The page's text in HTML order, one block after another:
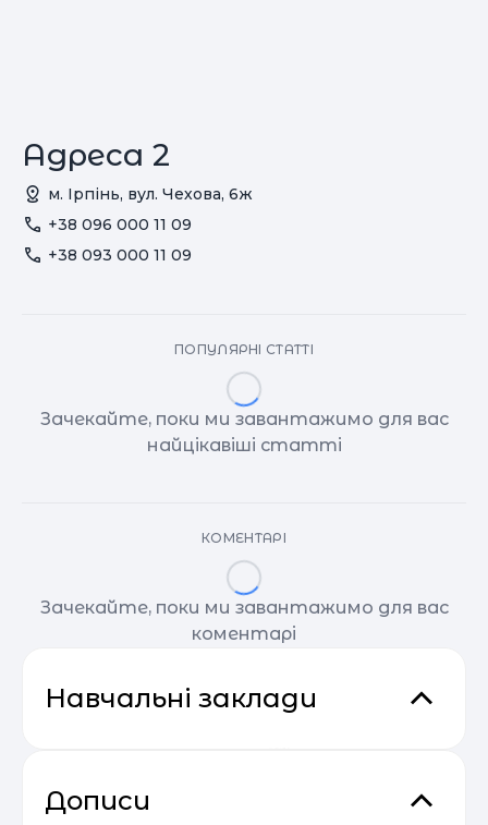
Адреса 2
м. Ірпінь, вул. Чехова, 6ж
+38 096 000 11 09
+38 093 000 11 09
ПОПУЛЯРНІ СТАТТІ
Зачекайте, поки ми завантажимо для вас
найцікавіші статті
КОМЕНТАРІ
Зачекайте, поки ми завантажимо для вас
коментарі
Навчальні заклади
Дописи